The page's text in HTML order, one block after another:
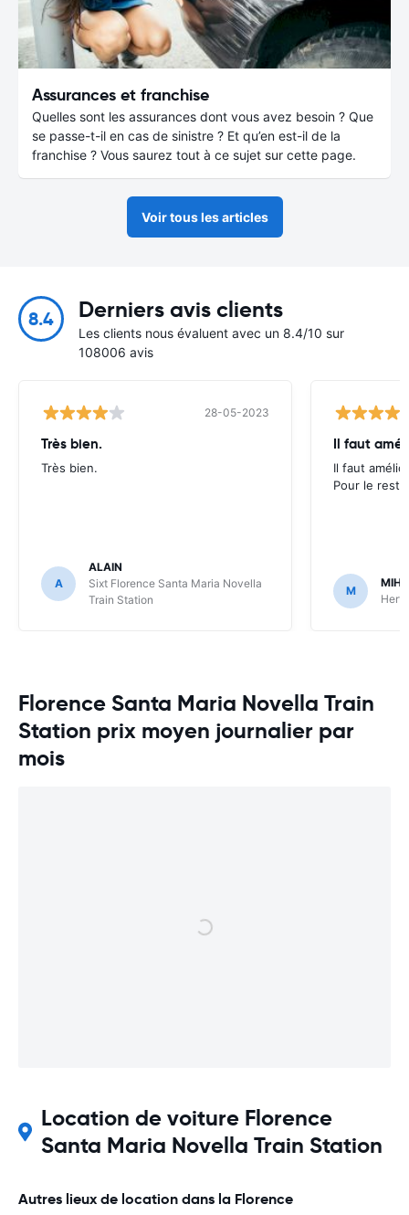
Assurances et franchise
Quelles sont les assurances dont vous avez besoin ? Que
se passe-t-il en cas de sinistre ? Et qu’en est-il de la
franchise ? Vous saurez tout à ce sujet sur cette page.
Voir tous les articles
8.4 Derniers avis clients
Les clients nous évaluent avec un 8.4/10 sur
108006 avis
28-05-2023
Très bien.
Très bien.
A
ALAIN
Sixt Florence Santa Maria Novella
Train Station
Il faut
Il faut
Pour le
M
Florence Santa Maria Novella Train
Station prix moyen journalier par
mois
Location de voiture Florence
Santa Maria Novella Train Station
Autres lieux de location dans la Florence